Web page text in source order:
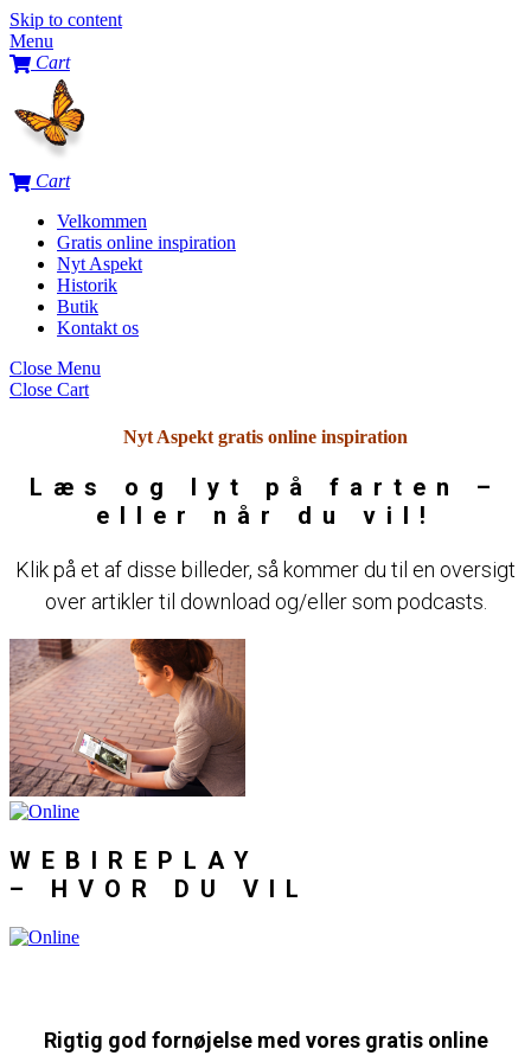
Skip to content
Menu
Cart
Cart
Velkommen
Gratis online inspiration
Nyt Aspekt
Historik
Butik
Kontakt os
Close Menu
Close Cart
Nyt Aspekt gratis online inspiration
Læs og lyt på farten –
eller når du vil!
Klik på et af disse billeder, så kommer du til en oversigt
over artikler til download og/eller som podcasts.
WEBIREPLAY
– HVOR DU VIL
Rigtig god fornøjelse med vores gratis online